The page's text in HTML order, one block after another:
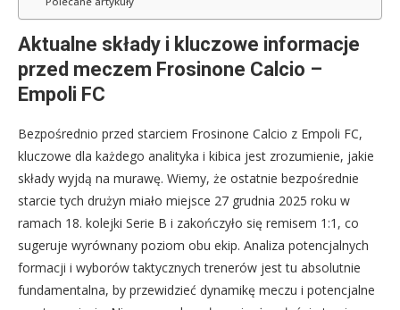
Aktualne składy i kluczowe informacje
przed meczem Frosinone Calcio –
Empoli FC
Bezpośrednio przed starciem Frosinone Calcio z Empoli FC,
kluczowe dla każdego analityka i kibica jest zrozumienie, jakie
składy wyjdą na murawę. Wiemy, że ostatnie bezpośrednie
starcie tych drużyn miało miejsce 27 grudnia 2025 roku w
ramach 18. kolejki Serie B i zakończyło się remisem 1:1, co
sugeruje wyrównany poziom obu ekip. Analiza potencjalnych
formacji i wyborów taktycznych trenerów jest tu absolutnie
fundamentalna, by przewidzieć dynamikę meczu i potencjalne